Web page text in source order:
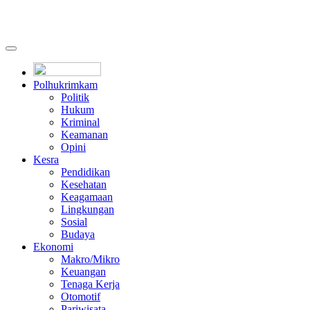
Polhukrimkam
Politik
Hukum
Kriminal
Keamanan
Opini
Kesra
Pendidikan
Kesehatan
Keagamaan
Lingkungan
Sosial
Budaya
Ekonomi
Makro/Mikro
Keuangan
Tenaga Kerja
Otomotif